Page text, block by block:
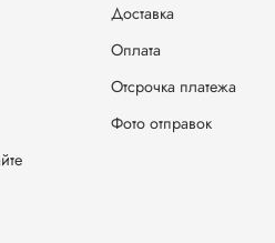
Доставка
Оплата
Отсрочка платежа
Фото отправок